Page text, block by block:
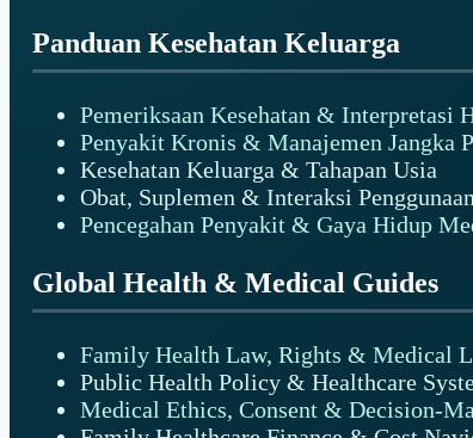
Panduan Kesehatan Keluarga
Pemeriksaan Kesehatan & Interpretasi
Penyakit Kronis & Manajemen Jangka
Kesehatan Keluarga & Tahapan Usia
Obat, Suplemen & Interaksi
Pencegahan Penyakit & Gaya Hidup
Global Health & Medical Guides
Family Health Law, Rights & Medical
Public Health Policy & Healthcare
Medical Ethics, Consent & Decision-